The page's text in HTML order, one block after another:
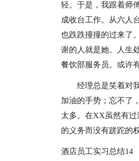
轻。于是，我跟着师
成收台工作。从六人
也跌跌撞撞的过来了
谢的人就是她。人生
餐饮部服务员。或许
经理总是笑着对
加油的手势；忘不了
太多。在XX虽然有
的义务而没有蹉跎的
酒店员工实习总结14